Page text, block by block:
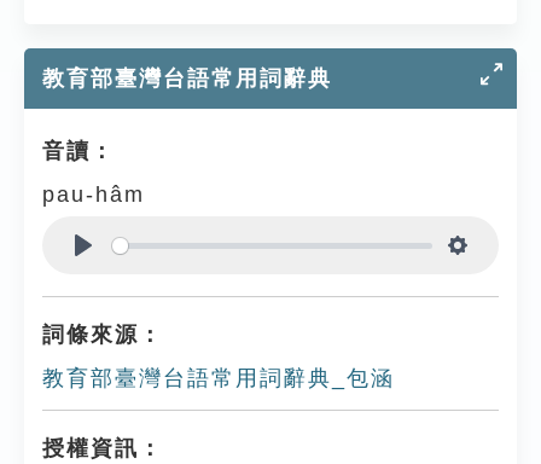
教育部臺灣台語常用詞辭典
音讀：
pau-hâm
詞條來源：
教育部臺灣台語常用詞辭典_包涵
授權資訊：